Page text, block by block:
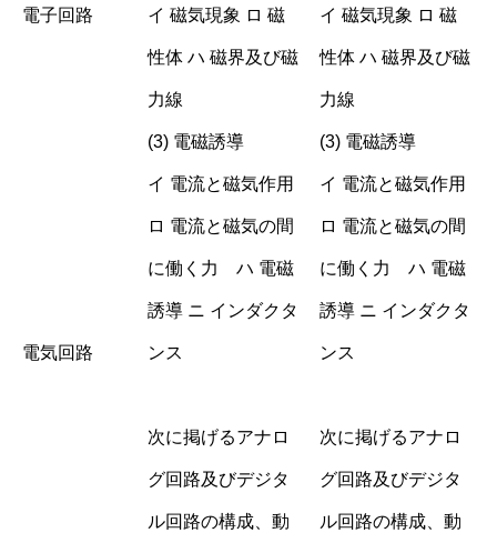
電子回路
電気回路
イ 磁気現象 ロ 磁
性体 ハ 磁界及び磁
力線
(3) 電磁誘導
イ 電流と磁気作用
ロ 電流と磁気の間
に働く力 ハ 電磁
誘導 ニ インダクタ
ンス
次に掲げるアナロ
グ回路及びデジタ
ル回路の構成、動
イ 磁気現象 ロ 磁
性体 ハ 磁界及び磁
力線
(3) 電磁誘導
イ 電流と磁気作用
ロ 電流と磁気の間
に働く力 ハ 電磁
誘導 ニ インダクタ
ンス
次に掲げるアナロ
グ回路及びデジタ
ル回路の構成、動